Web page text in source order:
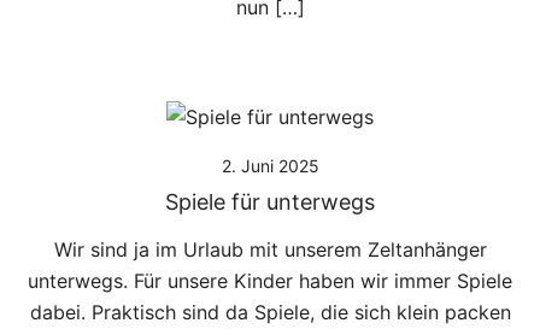
nun […]
2. Juni 2025
Spiele für unterwegs
Wir sind ja im Urlaub mit unserem Zeltanhänger
unterwegs. Für unsere Kinder haben wir immer Spiele
dabei. Praktisch sind da Spiele, die sich klein packen